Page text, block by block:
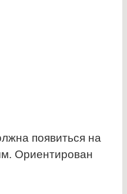
появиться на
Ориентирован